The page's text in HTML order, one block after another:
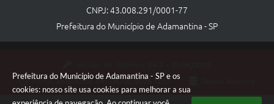
Prefeitura do Município de Adamantina - SP e os
cookies: nosso site usa cookies para melhorar a sua
CNPJ: 43.008.291/0001-77
Prefeitura do Município de Adamantina - SP
Portal atualizado em: 08/08/2026 11:22